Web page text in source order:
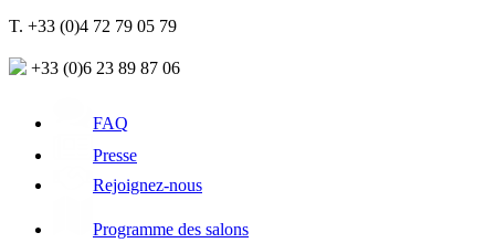
T. +33 (0)4 72 79 05 79
+33 (0)6 23 89 87 06
FAQ
Presse
Rejoignez-nous
Programme des salons